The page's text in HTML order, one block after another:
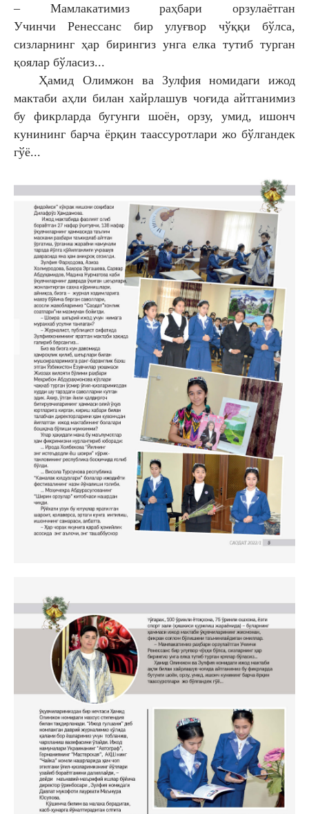
– Мамлакатимиз раҳбари орзулаётган
УчинчиРенессанс бир улуғвор чўққи бўлса,
сизларнинг ҳар бирингиз унга елка тутиб турган
қоялар бўласиз...
Ҳамид Олимжон ва Зулфия номидаги ижод
мактабиаҳли билан хайрлашув чоғида айтганимиз
бу фикрларда бугунги шоён, орзу, умид, ишонч
кунининг барча ёрқинтаассуротлари жо бўлгандек
гўё...